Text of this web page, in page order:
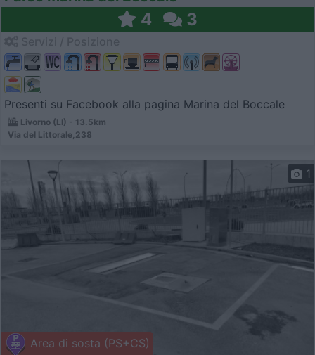
4 3
Presenti su Facebook alla pagina Marina del Boccale
Livorno (LI) - 13.5km
Via del Littorale,238
Area di sosta (PS+CS)
1